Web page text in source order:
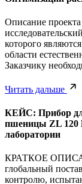
Описание
которого
области
Заказчику
Читать дальше
КЕЙС: Прибор
пшеницы ZL 120
лаборатории
КРАТКОЕ
глобальный
контролю,